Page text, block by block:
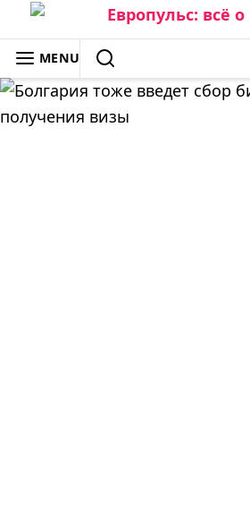
Skip
to
content
ЕВРОПУЛЬС: ВСЁ О ЕВРОПЕ
MENU
SEARCH